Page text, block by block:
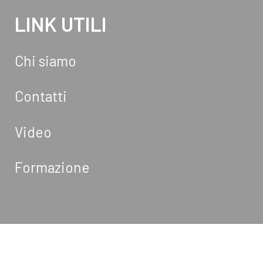
LINK UTILI
Chi siamo
Contatti
Video
Formazione